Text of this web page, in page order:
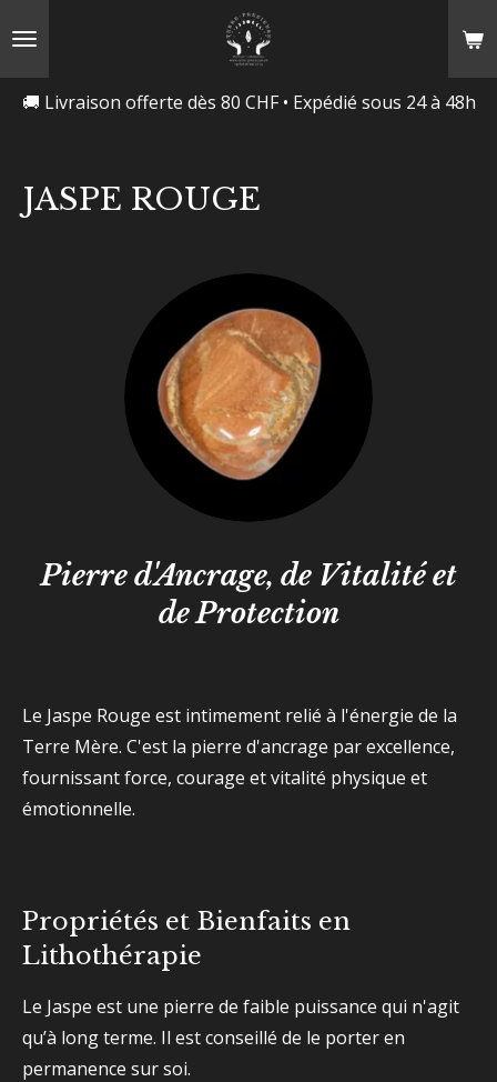
🚚 Livraison offerte dès 80 CHF • Expédié sous 24 à 48h
JASPE ROUGE
Pierre d'Ancrage, de Vitalité et
de Protection
Le Jaspe Rouge est intimement relié à l'énergie de la
Terre Mère. C'est la pierre d'ancrage par excellence,
fournissant force, courage et vitalité physique et
émotionnelle.
Propriétés et Bienfaits en
Lithothérapie
Le Jaspe est une pierre de faible puissance qui n'agit
qu’à long terme. Il est conseillé de le porter en
permanence sur soi.